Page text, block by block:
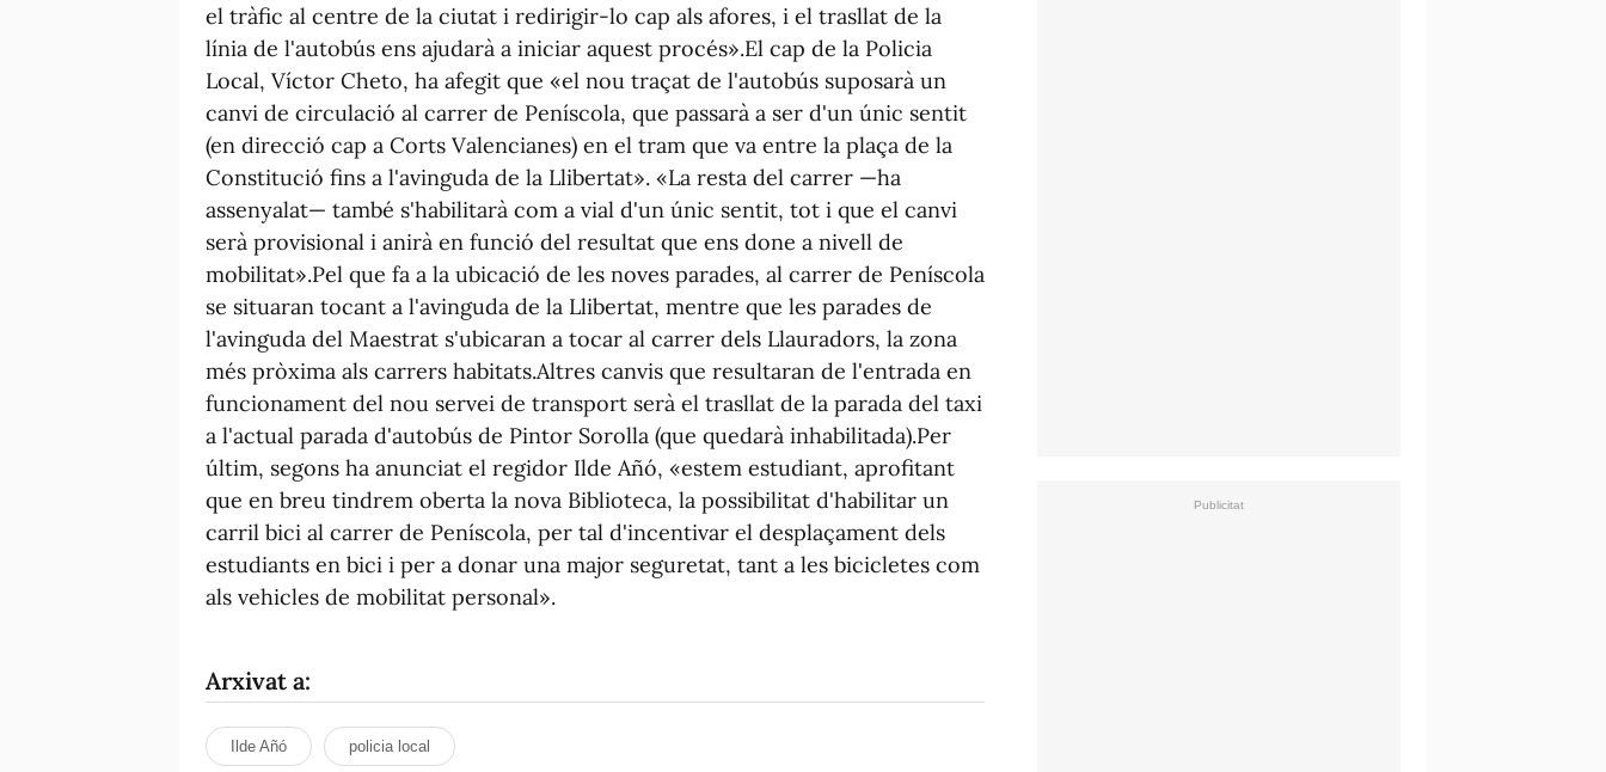
el tràfic al centre de la ciutat i redirigir-lo cap als afores, i el trasllat de la
línia de l'autobús ens ajudarà a iniciar aquest procés».El cap de la Policia
Local, Víctor Cheto, ha afegit que «el nou traçat de l'autobús suposarà un
canvi de circulació al carrer de Peníscola, que passarà a ser d'un únic sentit
(en direcció cap a Corts Valencianes) en el tram que va entre la plaça de la
Constitució fins a l'avinguda de la Llibertat». «La resta del carrer —ha
assenyalat— també s'habilitarà com a vial d'un únic sentit, tot i que el canvi
serà provisional i anirà en funció del resultat que ens done a nivell de
mobilitat».Pel que fa a la ubicació de les noves parades, al carrer de Peníscola
se situaran tocant a l'avinguda de la Llibertat, mentre que les parades de
l'avinguda del Maestrat s'ubicaran a tocar al carrer dels Llauradors, la zona
més pròxima als carrers habitats.Altres canvis que resultaran de l'entrada en
funcionament del nou servei de transport serà el trasllat de la parada del taxi
a l'actual parada d'autobús de Pintor Sorolla (que quedarà inhabilitada).Per
últim, segons ha anunciat el regidor Ilde Añó, «estem estudiant, aprofitant
que en breu tindrem oberta la nova Biblioteca, la possibilitat d'habilitar un
carril bici al carrer de Peníscola, per tal d'incentivar el desplaçament dels
estudiants en bici i per a donar una major seguretat, tant a les bicicletes com
als vehicles de mobilitat personal».
Arxivat a:
Ilde Añó policia local